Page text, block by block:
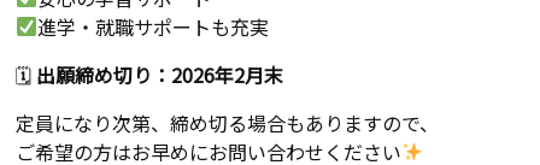
進学・就職サポートも充実
🗓 出願締め切り：2026年2月末
定員になり次第、締め切る場合もありますので、
ご希望の方はお早めにお問い合わせください